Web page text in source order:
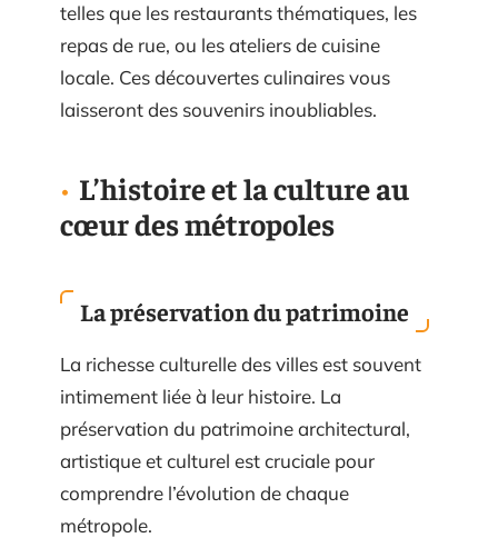
telles que les restaurants thématiques, les
repas de rue, ou les ateliers de cuisine
locale. Ces découvertes culinaires vous
laisseront des souvenirs inoubliables.
L’histoire et la culture au
cœur des métropoles
La préservation du patrimoine
La richesse culturelle des villes est souvent
intimement liée à leur histoire. La
préservation du patrimoine architectural,
artistique et culturel est cruciale pour
comprendre l’évolution de chaque
métropole.